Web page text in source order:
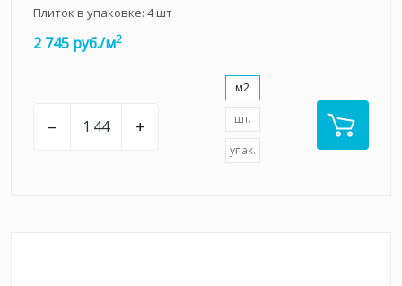
Плиток в упаковке: 4шт
2 745 руб./м2
– +
м2
шт.
упак.